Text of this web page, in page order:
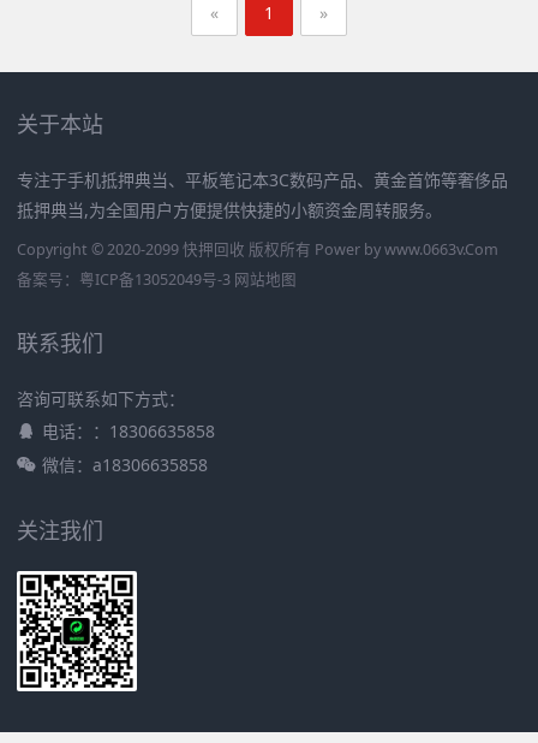
« 1 »
关于本站
专注于手机抵押典当、平板笔记本3C数码产品、黄金首饰等奢侈品
抵押典当,为全国用户方便提供快捷的小额资金周转服务。
Copyright © 2020-2099 快押回收 版权所有 Power bywww.0663v.Com
备案号： 粤ICP备13052049号-3 网站地图
联系我们
咨询可联系如下方式：
电话：：18306635858
微信：a18306635858
关注我们